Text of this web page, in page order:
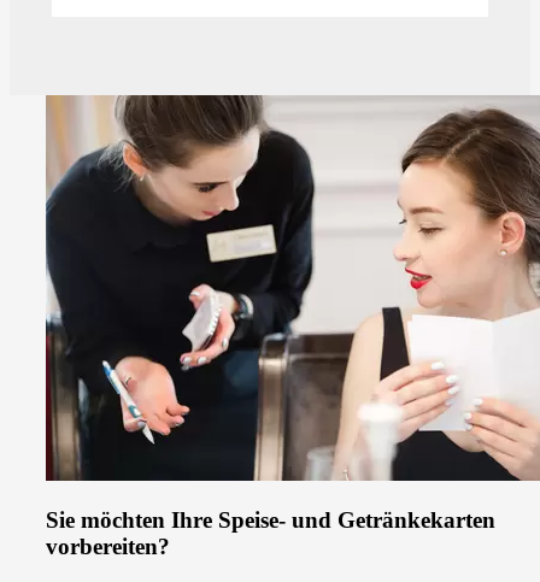
Sie möchten Ihre Speise- und Getränkekarten
vorbereiten?